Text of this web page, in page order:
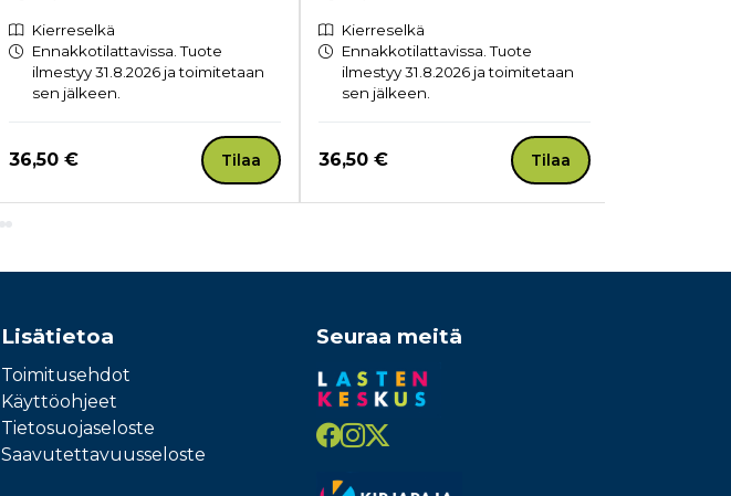
Kierreselkä
Ennakkotilattavissa. Tuote
ilmestyy 31.8.2026 ja toimitetaan
sen jälkeen.
Hinta nyt
36,50 € Tilaa
Kierreselkä
Ennakkotilattavissa. Tuote
ilmestyy 31.8.2026 ja toimitetaan
sen jälkeen.
Hinta nyt
36,50 € Tilaa
Lisätietoa
Toimitusehdot
Käyttöohjeet
Tietosuojaseloste
Saavutettavuusseloste
Seuraa meitä